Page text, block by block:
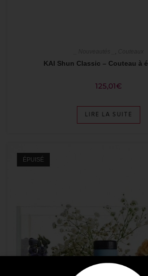
,
KAI Shun Classic – Couteau à
125,01€
LIRE LA SUITE
ÉPUISÉ